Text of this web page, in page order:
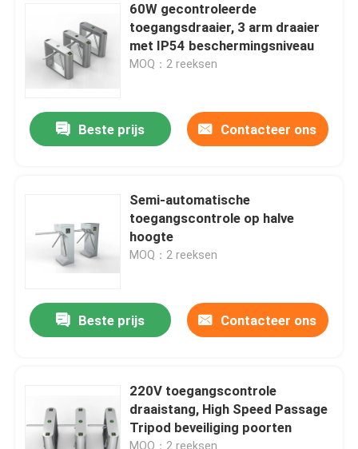
60W gecontroleerde
toegangsdraaier, 3 arm draaier
met IP54 beschermingsniveau
MOQ：2 reeksen
Beste prijs Contacteer ons
Semi-automatische
toegangscontrole op halve
hoogte
MOQ：2 reeksen
Beste prijs Contacteer ons
220V toegangscontrole
draaistang, High Speed Passage
Tripod beveiliging poorten
MOQ：2 reeksen